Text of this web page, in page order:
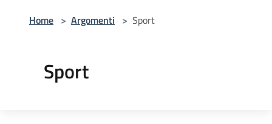
Home > Argomenti > Sport
Sport